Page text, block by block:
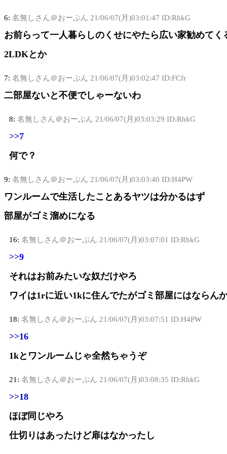
6: 名無しさん＠おーぷん 21/06/07(月)03:01:47 ID:RhkG
お前らって一人暮らしのくせにやたら広い家勧めてく
2LDKとか
7: 名無しさん＠おーぷん 21/06/07(月)03:02:47 ID:FCfr
二部屋ないと不便でしゃーないわ
8: 名無しさん＠おーぷん 21/06/07(月)03:03:29 ID:RhkG
>>7
何で？
9: 名無しさん＠おーぷん 21/06/07(月)03:03:40 ID:H4PW
ワンルームで生活したことあるヤツは分かるはず
部屋がゴミ溜めになる
16: 名無しさん＠おーぷん 21/06/07(月)03:07:01 ID:RhkG
>>9
それはお前みたいな奴だけやろ
ワイは1rに近い1kに住んでたがゴミ部屋にはならん
18: 名無しさん＠おーぷん 21/06/07(月)03:07:51 ID:H4PW
>>16
1kとワンルームじゃ全然ちゃうぞ
21: 名無しさん＠おーぷん 21/06/07(月)03:08:35 ID:RhkG
>>18
ほぼ同じやろ
仕切りはあったけど扉はなかったし